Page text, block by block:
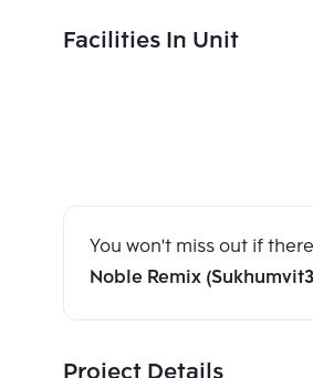
Facilities In Unit
You won't miss out if
Noble Remix